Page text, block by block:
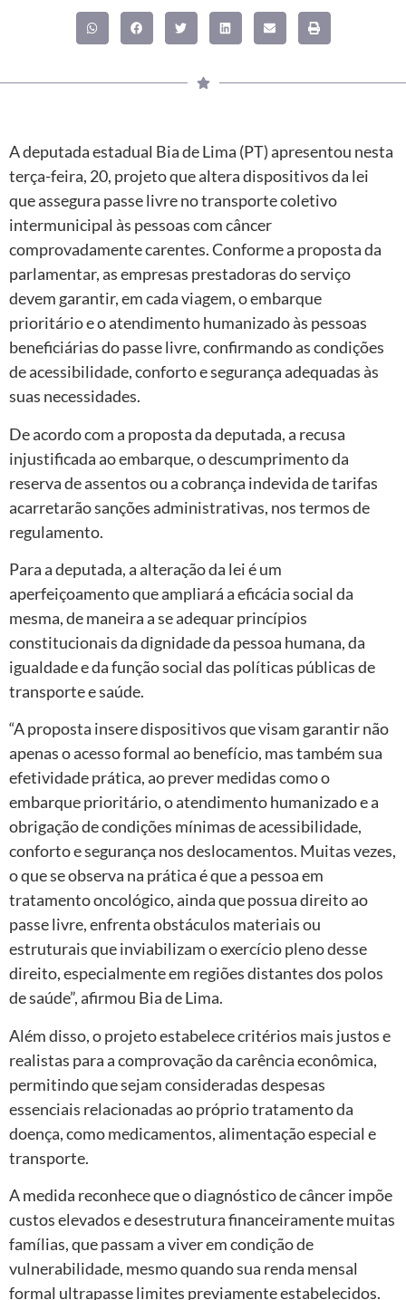
A deputada estadual Bia de Lima (PT) apresentou nesta
terça-feira, 20, projeto que altera dispositivos da lei
que assegura passe livre no transporte coletivo
intermunicipal às pessoas com câncer
comprovadamente carentes. Conforme a proposta da
parlamentar, as empresas prestadoras do serviço
devem garantir, em cada viagem, o embarque
prioritário e o atendimento humanizado às pessoas
beneficiárias do passe livre, confirmando as condições
de acessibilidade, conforto e segurança adequadas às
suas necessidades.
De acordo com a proposta da deputada, a recusa
injustificada ao embarque, o descumprimento da
reserva de assentos ou a cobrança indevida de tarifas
acarretarão sanções administrativas, nos termos de
regulamento.
Para a deputada, a alteração da lei é um
aperfeiçoamento que ampliará a eficácia social da
mesma, de maneira a se adequar princípios
constitucionais da dignidade da pessoa humana, da
igualdade e da função social das políticas públicas de
transporte e saúde.
“A proposta insere dispositivos que visam garantir não
apenas o acesso formal ao benefício, mas também sua
efetividade prática, ao prever medidas como o
embarque prioritário, o atendimento humanizado e a
obrigação de condições mínimas de acessibilidade,
conforto e segurança nos deslocamentos. Muitas vezes,
o que se observa na prática é que a pessoa em
tratamento oncológico, ainda que possua direito ao
passe livre, enfrenta obstáculos materiais ou
estruturais que inviabilizam o exercício pleno desse
direito, especialmente em regiões distantes dos polos
de saúde”, afirmou Bia de Lima.
Além disso, o projeto estabelece critérios mais justos e
realistas para a comprovação da carência econômica,
permitindo que sejam consideradas despesas
essenciais relacionadas ao próprio tratamento da
doença, como medicamentos, alimentação especial e
transporte.
A medida reconhece que o diagnóstico de câncer impõe
custos elevados e desestrutura financeiramente muitas
famílias, que passam a viver em condição de
vulnerabilidade, mesmo quando sua renda mensal
formal ultrapasse limites previamente estabelecidos.